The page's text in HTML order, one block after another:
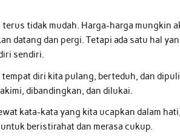
tidak mudah. Harga-harga mungkin
datang dan pergi. Tetapi ada satu hal
sendiri.
diri kita pulang, berteduh, dan
dibandingkan, dan dilukai.
kata-kata yang kita ucapkan dalam
beristirahat dan merasa cukup.